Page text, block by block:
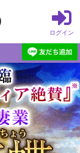
ログイン